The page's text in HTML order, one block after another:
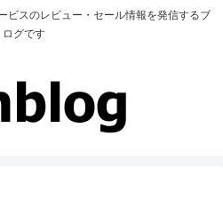
ビスのレビュー・セール情報を発信するブ
ログです